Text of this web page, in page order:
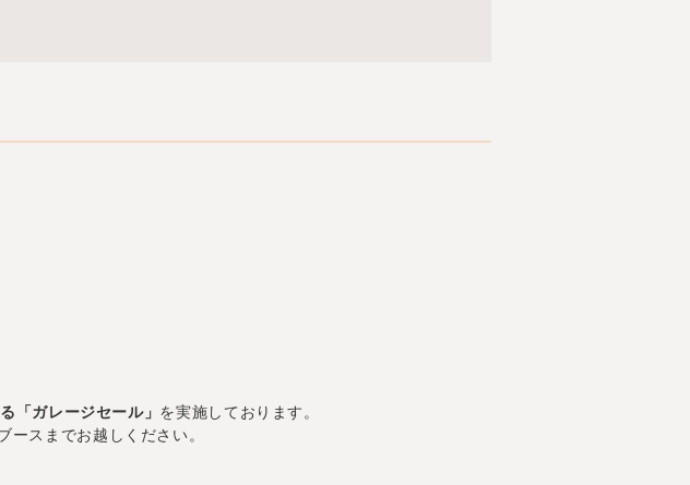
「ガレージセール」 を実施しております。
スまでお越しください。